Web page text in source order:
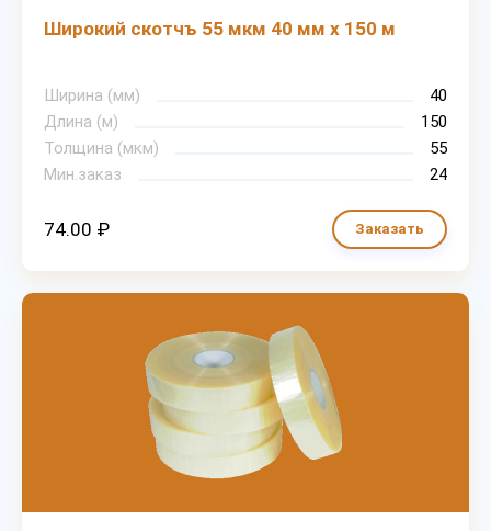
Широкий скотчъ 55 мкм 40 мм х 150 м
Ширина (мм)
40
Длина (м)
150
Толщина (мкм)
55
Мин.заказ
24
74.00 ₽ Заказать